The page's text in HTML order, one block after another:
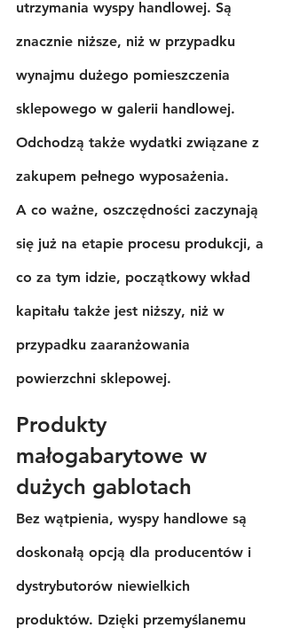
utrzymania wyspy handlowej. Są
znacznie niższe, niż w przypadku
wynajmu dużego pomieszczenia
sklepowego w galerii handlowej.
Odchodzą także wydatki związane z
zakupem pełnego wyposażenia.
A co ważne, oszczędności zaczynają
się już na etapie procesu produkcji, a
co za tym idzie, początkowy wkład
kapitału także jest niższy, niż w
przypadku zaaranżowania
powierzchni sklepowej.
Produkty
małogabarytowe w
dużych gablotach
Bez wątpienia, wyspy handlowe są
doskonałą opcją dla producentów i
dystrybutorów niewielkich
produktów. Dzięki przemyślanemu